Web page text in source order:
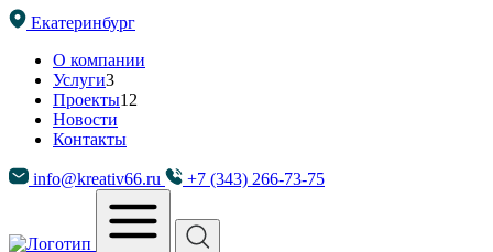
Екатеринбург
О компании
Услуги3
Проекты12
Новости
Контакты
info@kreativ66.ru +7 (343) 266-73-75